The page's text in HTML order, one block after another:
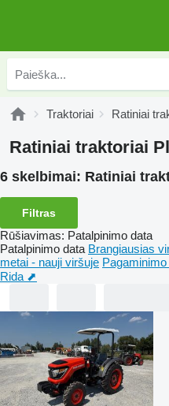
Traktoriai Ratiniai
Ratiniai traktoriai
6 skelbimai: Ratiniai
Filtras
Rūšiavimas: Patalpinimo data
Patalpinimo data Brangiausias
metai - nauji viršuje
Rida ⬈